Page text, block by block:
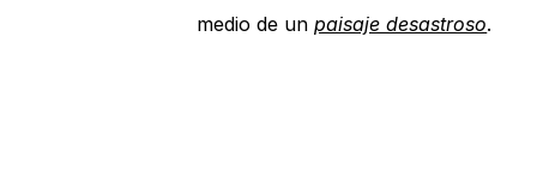
medio de unpaisaje desastroso.